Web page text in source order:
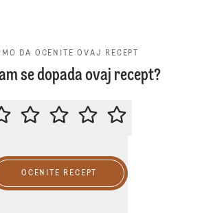
DA OCENITE OVAJ RECEPT
se dopada ovaj recept?
MOLIMO DA OCENITE OVAJ
OCENITE RECEPT